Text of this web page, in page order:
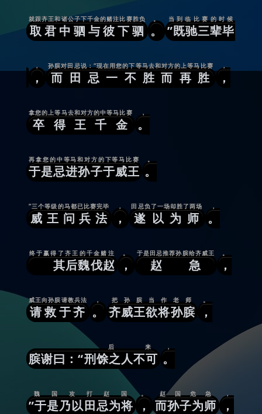
取君中驷与彼下驷
就跟齐王和诸公子下千金的赌注比赛胜负
。
。
”既驰三辈毕
当到临比赛的时候
，
，
而田忌一不胜而再胜
孙膑对田忌说：“现在用您的下等马去和对方的上等马比赛
，
，
卒得王千金
拿您的上等马去和对方的中等马比赛
。
，
于是忌进孙子于威王
再拿您的中等马和对方的下等马比赛
。
。
威王问兵法
”三个等级的马都已比赛完毕
，
，
遂以为师
田忌负了一场却胜了两场
。
，
其后魏伐赵
终于赢得了齐王的千金赌注
，
。
赵急
于是田忌推荐孙膑给齐威王
，
。
请救于齐
威王向孙膑请教兵法
。
，
齐威王欲将孙膑
把孙膑当作老师
，
。
膑谢曰：“刑馀之人不可
后来
。
，
”于是乃以田忌为将
魏国攻打赵国
，
。
而孙子为师
赵国危急
，
，